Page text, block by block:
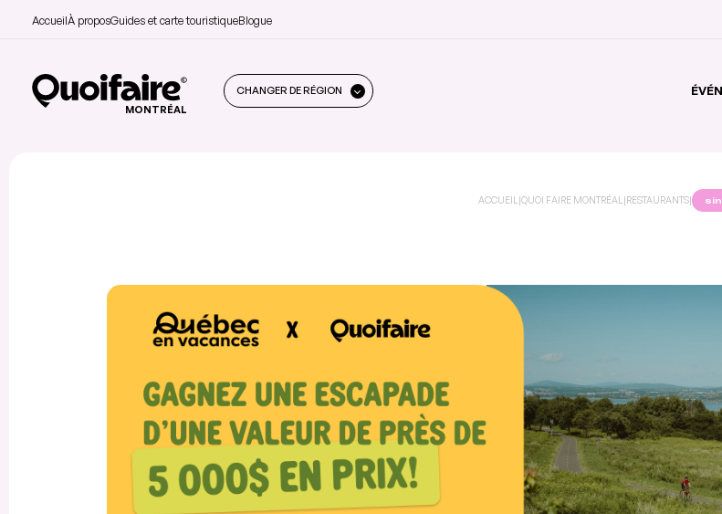
AccueilÀ proposGuides et carte touristiqueBlogue
MONTRÉAL
CHANGER DE RÉGION
ACCUEIL |QUOI FAIRE MONTRÉAL |RESTAURANTS|